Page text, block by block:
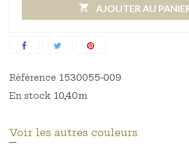
AJOUTER AU
Référence 1530055-009
En stock 10,40m
Voir les autres couleurs.